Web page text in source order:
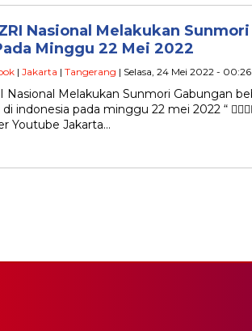
Nasional Melakukan Sunmori
Minggu 22 Mei 2022
| Jakarta | Tangerang | Selasa, 24 Mei 2022 -
Nasional Melakukan Sunmori Gabungan
indonesia pada minggu 22 mei 2022 “
Youtube Jakarta…